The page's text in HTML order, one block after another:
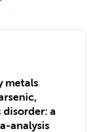
metals
a
analysis